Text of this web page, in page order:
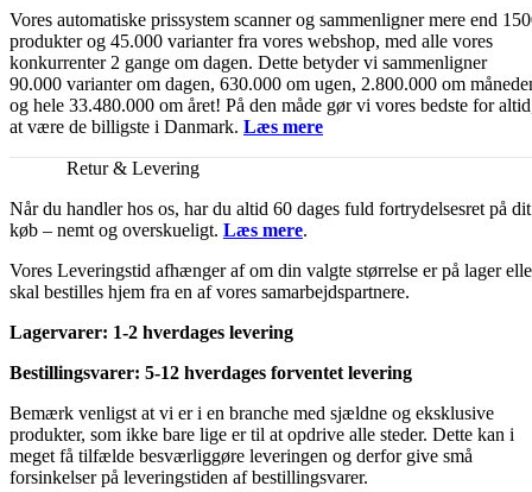
Vores automatiske prissystem scanner og sammenligner mere end
produkter og 45.000 varianter fra vores webshop, med alle vores
konkurrenter 2 gange om dagen. Dette betyder vi sammenligner
90.000 varianter om dagen, 630.000 om ugen, 2.800.000 om
og hele 33.480.000 om året! På den måde gør vi vores bedste for
at være de billigste i Danmark. Læs mere
Retur & Levering
Når du handler hos os, har du altid 60 dages fuld fortrydelsesret på dit
køb – nemt og overskueligt. Læs mere.
Vores Leveringstid afhænger af om din valgte størrelse er på lager
skal bestilles hjem fra en af vores samarbejdspartnere.
Lagervarer: 1-2 hverdages levering
Bestillingsvarer: 5-12 hverdages forventet levering
Bemærk venligst at vi er i en branche med sjældne og eksklusive
produkter, som ikke bare lige er til at opdrive alle steder. Dette kan i
meget få tilfælde besværliggøre leveringen og derfor give små
forsinkelser på leveringstiden af bestillingsvarer.